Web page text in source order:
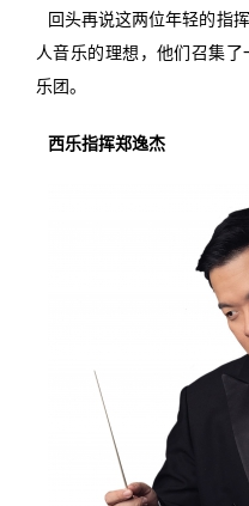
回头再说这两位年轻的指
人音乐的理想，他们召集
乐团。
西乐指挥郑逸杰